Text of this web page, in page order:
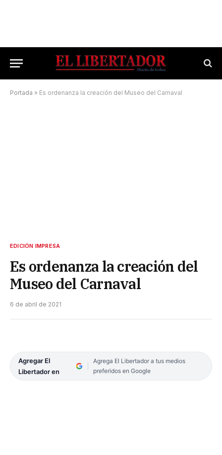
Portada » Es ordenanza la creación del Museo del Carnaval
EDICIÓN IMPRESA
Es ordenanza la creación del
Museo del Carnaval
6 de abril de 2021
Agregar El
Libertador en
Agrega El Libertador a tus medios
preferidos en Google